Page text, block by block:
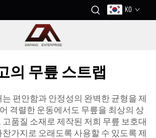
KO
의 무릎 스트랩
는 편안함과 안정성의 완벽한 균형을 제
격렬한 운동에서도 무릎을 최상의 상
고품질 소재로 제작된 저희 무릎 보호대
가지로 오래도록 사용할 수 있도록 제